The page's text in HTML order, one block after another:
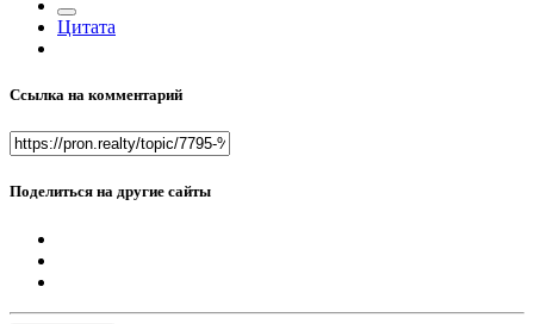
Цитата
Ссылка на комментарий
Поделиться на другие сайты